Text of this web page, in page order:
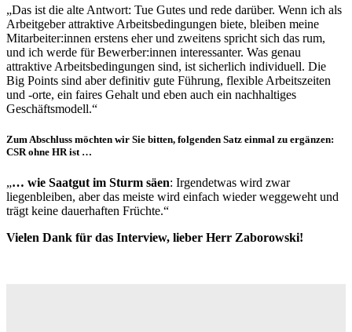
„Das ist die alte Antwort: Tue Gutes und rede darüber. Wenn ich als
Arbeitgeber attraktive Arbeitsbedingungen biete, bleiben meine
Mitarbeiter:innen erstens eher und zweitens spricht sich das rum,
und ich werde für Bewerber:innen interessanter. Was genau
attraktive Arbeitsbedingungen sind, ist sicherlich individuell. Die
Big Points sind aber definitiv gute Führung, flexible Arbeitszeiten
und -orte, ein faires Gehalt und eben auch ein nachhaltiges
Geschäftsmodell.“
Zum Abschluss möchten wir Sie bitten, folgenden Satz einmal zu ergänzen:
CSR ohne HR ist …
„… wie Saatgut im Sturm säen: Irgendetwas wird zwar
liegenbleiben, aber das meiste wird einfach wieder weggeweht und
trägt keine dauerhaften Früchte.“
Vielen Dank für das Interview, lieber Herr Zaborowski!